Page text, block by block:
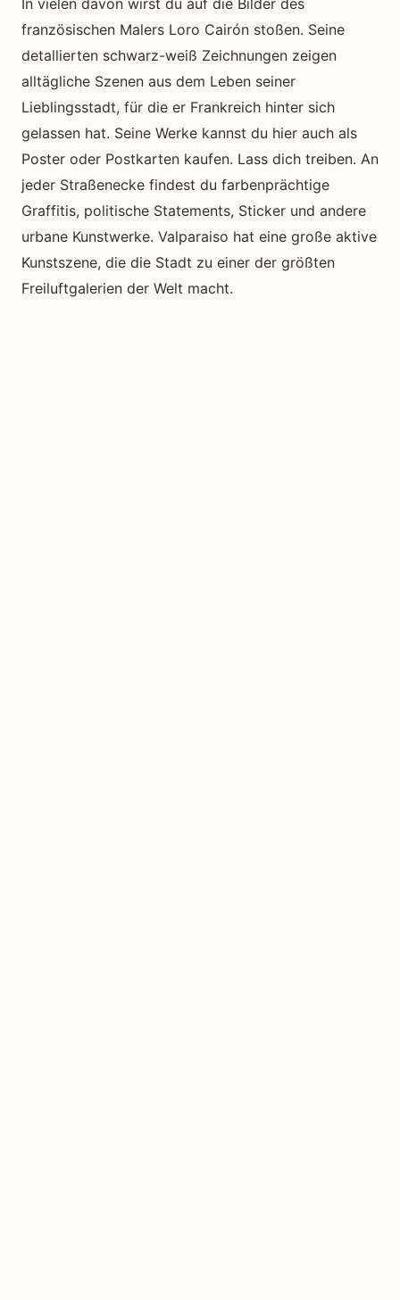
In vielen davon wirst du auf die Bilder des
französischen Malers Loro Cairón stoßen. Seine
detallierten schwarz-weiß Zeichnungen zeigen
alltägliche Szenen aus dem Leben seiner
Lieblingsstadt, für die er Frankreich hinter sich
gelassen hat. Seine Werke kannst du hier auch als
Poster oder Postkarten kaufen. Lass dich treiben. An
jeder Straßenecke findest du farbenprächtige
Graffitis, politische Statements, Sticker und andere
urbane Kunstwerke. Valparaiso hat eine große aktive
Kunstszene, die die Stadt zu einer der größten
Freiluftgalerien der Welt macht.